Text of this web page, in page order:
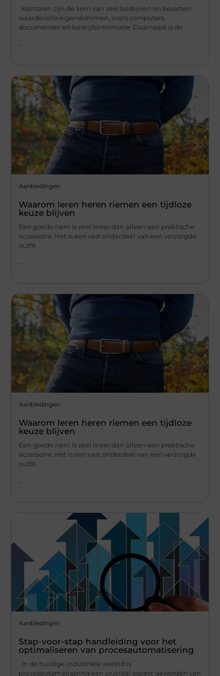
Kantoren zijn de kern van veel bedrijven en bevatten
waardevolle eigendommen, zoals computers,
documenten en bedrijfsinformatie. Daarnaast is de
Aanbiedingen
Waarom leren heren riemen een tijdloze
keuze blijven
Een goede riem is veel meer dan alleen een praktische
accessoire. Het is een vast onderdeel van een verzorgde
outfit
...
Aanbiedingen
Waarom leren heren riemen een tijdloze
keuze blijven
Een goede riem is veel meer dan alleen een praktische
accessoire. Het is een vast onderdeel van een verzorgde
outfit
Aanbiedingen
Stap-voor-stap handleiding voor het
optimaliseren van procesautomatisering
In de huidige industriële wereld is
procesautomatisering een cruciaal aspect geworden van